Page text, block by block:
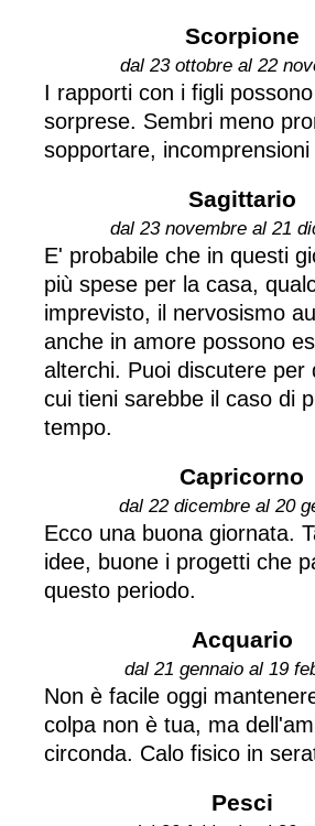
Scorpione
dal 23 ottobre al 22
I rapporti con i figli
sorprese. Sembri meno
sopportare,
Sagittario
dal 23 novembre al 21
E' probabile che in questi
più spese per la casa,
imprevisto, il nervosismo
anche in amore possono
alterchi. Puoi discutere per
cui tieni sarebbe il caso di
tempo.
Capricorno
dal 22 dicembre al 20
Ecco una buona giornata.
idee, buone i progetti che
questo periodo.
Acquario
dal 21 gennaio al 19
Non è facile oggi
colpa non è tua, ma
circonda. Calo fisico in
Pesci